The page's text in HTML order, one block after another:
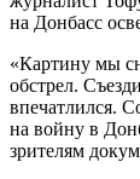
на Донбасс
«Картину мы
обстрел.
впечатлился.
на войну в
зрителям